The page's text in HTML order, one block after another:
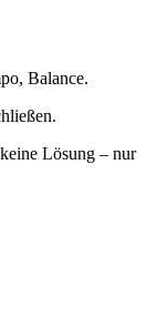
Balance.
Lösung – nur